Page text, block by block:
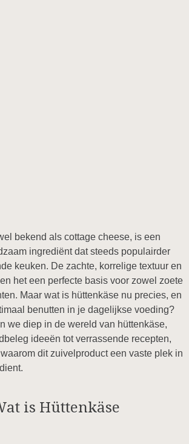
bekend als cottage cheese, is een
ingrediënt dat steeds populairder
keuken. De zachte, korrelige textuur en
het een perfecte basis voor zowel zoete
Maar wat is hüttenkäse nu precies, en
benutten in je dagelijkse voeding?
we diep in de wereld van hüttenkäse,
ideeën tot verrassende recepten,
dit zuivelproduct een vaste plek in
is Hüttenkäse